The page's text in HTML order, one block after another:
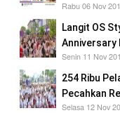
Rabu 06 Nov
Langit OS
Anniversary
Senin 11 Nov
254 Ribu
Pecahkan
Selasa 12 Nov